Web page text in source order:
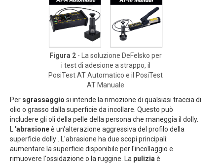
Figura 2 - La soluzione DeFelsko per
i test di adesione a strappo, il
PosiTest AT Automatico e il PosiTest
AT Manuale
Per sgrassaggio si intende la rimozione di qualsiasi traccia di
olio o grasso dalla superficie da incollare. Questo può
includere gli oli della pelle della persona che maneggia il dolly.
'abrasioneè un'alterazione aggressiva del profilo della
superficie dolly . L'abrasione ha due scopi principali:
aumentare la superficie disponibile per l'incollaggio e
rimuovere l'ossidazione o la ruggine. La pulizia è